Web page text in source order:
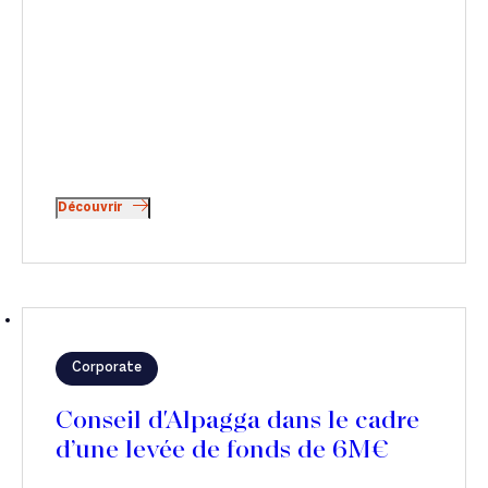
Découvrir
Corporate
Conseil d'Alpagga dans le cadre
d’une levée de fonds de 6M€